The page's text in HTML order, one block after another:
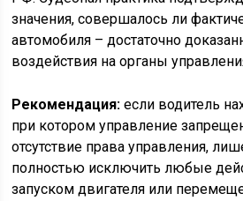
значения, совершалось ли
автомобиля – достаточно
воздействия на органы
Рекомендация: если водитель
при котором управление
отсутствие права управления,
полностью исключить любые
запуском двигателя или